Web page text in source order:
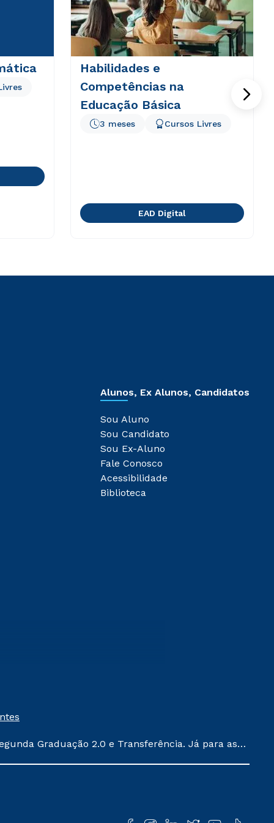
Habilidades e
Competências na
Educação Básica
3 meses Cursos Livres
EAD Digital
Alunos, Ex Alunos, Candidatos
Sou Aluno
Sou Candidato
Sou Ex-Aluno
Fale Conosco
Acessibilidade
Biblioteca
Graduação 2.0 e Transferência. Já para as